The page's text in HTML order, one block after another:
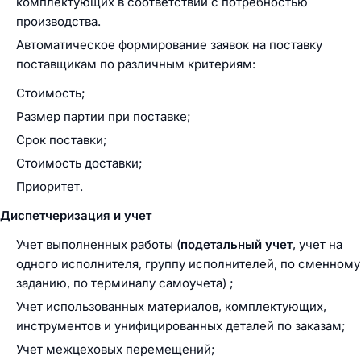
производства.
Автоматическое формирование заявок на поставку
поставщикам по различным критериям:
Стоимость;
Размер партии при поставке;
Срок поставки;
Стоимость доставки;
Приоритет.
Диспетчеризация и учет
Учет выполненных работы (подетальный учет, учет на
одного исполнителя, группу исполнителей, по сменному
заданию, по терминалу самоучета) ;
Учет использованных материалов, комплектующих,
инструментов и унифицированных деталей по заказам;
Учет межцеховых перемещений;